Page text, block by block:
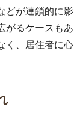
どが連鎖的に影
がるケースもあ
く、居住者に心